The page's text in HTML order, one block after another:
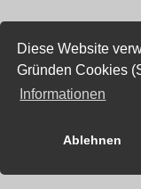
Diese Website
Gründen Cookies
Informationen
Ablehnen